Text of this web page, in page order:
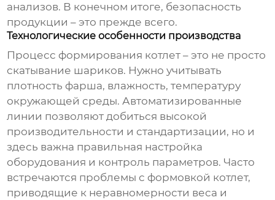
анализов. В конечном итоге, безопасность
продукции – это прежде всего.
Технологические особенности производства
Процесс формирования котлет – это не просто
скатывание шариков. Нужно учитывать
плотность фарша, влажность, температуру
окружающей среды. Автоматизированные
линии позволяют добиться высокой
производительности и стандартизации, но и
здесь важна правильная настройка
оборудования и контроль параметров. Часто
встречаются проблемы с формовкой котлет,
приводящие к неравномерности веса и